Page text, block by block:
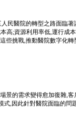
民醫院的轉型之路面臨
高;資源利用率低,運行成
些挑戰,推動醫院數字化
景的需求變得愈加復雜,
式,因此針對醫院面臨的問